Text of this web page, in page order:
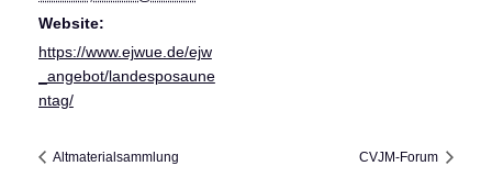
Website:
https://www.ejwue.de/ejw
_angebot/landesposaune
ntag/
Altmaterialsammlung CVJM-Forum